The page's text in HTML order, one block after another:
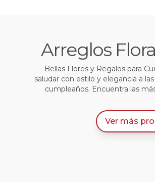
Arreglos
Bellas Flores y Regalos para
saludar con estilo y elegancia a
cumpleaños. Encuentra las
Ver más